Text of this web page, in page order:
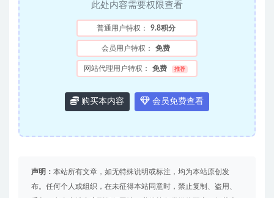
此处内容需要权限查看
普通用户特权： 9.8积分
会员用户特权： 免费
网站代理用户特权： 免费 推荐
购买本内容 会员免费查看
声明： 本站所有文章，如无特殊说明或标注，均为本站原创发
布。任何个人或组织，在未征得本站同意时，禁止复制、盗用、